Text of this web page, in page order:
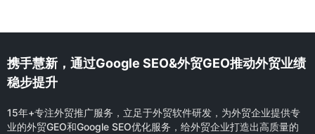
携手慧新，通过Google SEO&外贸GEO推动外贸业绩
稳步提升
15年+专注外贸推广服务，立足于外贸软件研发，为外贸企业提供专
业的外贸GEO和Google SEO优化服务，给外贸企业打造出高质量的